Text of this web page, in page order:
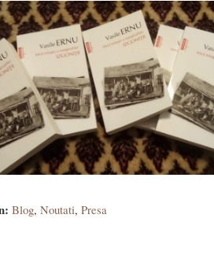
Blog, Noutati, Presa